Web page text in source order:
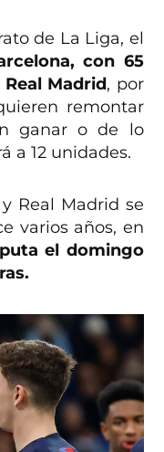
de La Liga, el
con 65
Madrid, por
remontar
ganar o de lo
a 12 unidades.
Real Madrid se
varios años, en
el domingo